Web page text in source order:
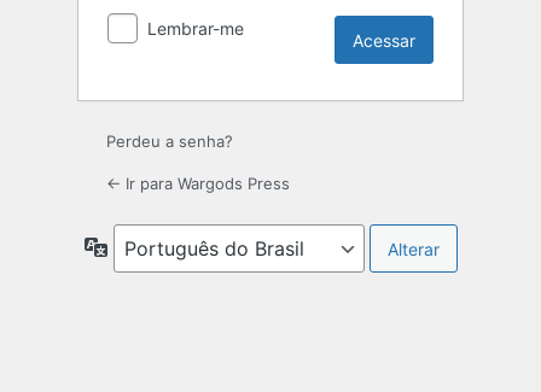
Lembrar-me
Perdeu a senha?
← Ir para Wargods Press
Idioma